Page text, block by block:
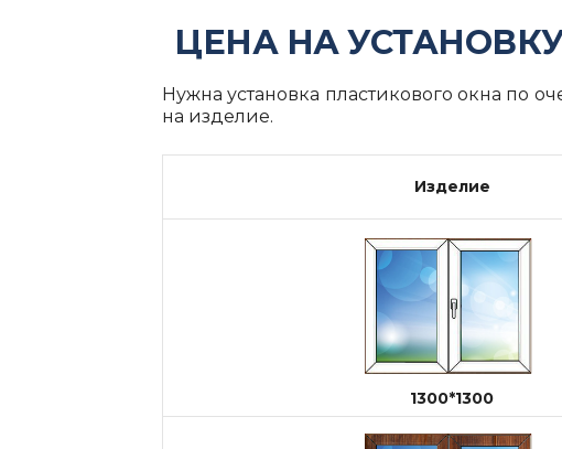
ЦЕНА НА
Нужна установка пластикового окна по
на изделие.
Изделие
1300*1300